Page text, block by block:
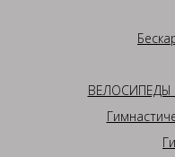
ВЕЛОСИПЕДЫ